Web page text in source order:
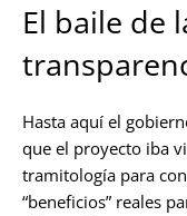
El baile de
Hasta aquí el
que el proyecto iba
tramitología para
“beneficios” reales